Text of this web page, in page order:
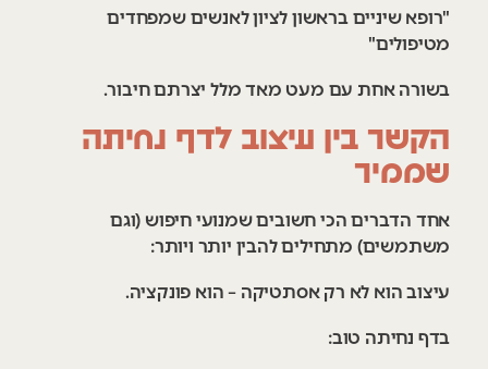
"רופא שיניים בראשון לציון לאנשים שמפחדים
מטיפולים"
בשורה אחת עם מעט מאד מלל יצרתם חיבור.
הקשר בין עיצוב לדף נחיתה
שממיר
אחד הדברים הכי חשובים שמנועי חיפוש (וגם
משתמשים) מתחילים להבין יותר ויותר:
עיצוב הוא לא רק אסתטיקה – הוא פונקציה.
בדף נחיתה טוב: